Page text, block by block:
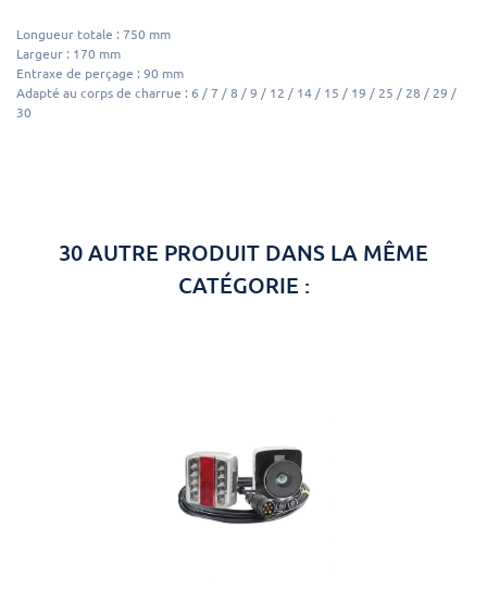
Longueur totale : 750 mm
Largeur : 170 mm
Entraxe de perçage : 90 mm
Adapté au corps de charrue : 6 / 7 / 8 / 9 / 12 / 14 / 15 / 19 / 25 / 28 / 29 /
30
30 AUTRE PRODUIT DANS LA MÊME
CATÉGORIE :